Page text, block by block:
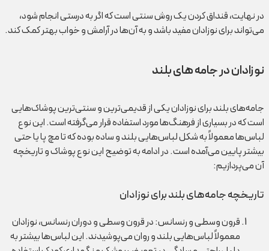
در نهایت، قنداق کردن یک روش سنتی است که اگر به درستی انجام شود،
می‌تواند برای نوزادان مفید باشد و به آن‌ها در آرامش و خواب بهتر کمک کند.
نوزادان در جامه های بلند
جامه‌های بلند برای نوزادان یکی از قدیمی‌ترین و سنتی‌ترین پوشاک‌هایی
است که در بسیاری از فرهنگ‌ها مورد استفاده قرار می‌گرفته است. این نوع
لباس‌ها معمولاً به شکل لباس‌هایی بلند و ساده بوده که تا مچ پا یا حتی
بیشتر پایین می‌آمده است. در ادامه به توضیح این نوع پوشاک و تاریخچه
آن می‌پردازیم:
تاریخچه جامه‌های بلند برای نوزادان
قرون وسطی و رنسانس: در قرون وسطی و دوران رنسانس، نوزادان
معمولاً لباس‌هایی بلند و روان می‌پوشیدند. این لباس‌ها بیشتر به